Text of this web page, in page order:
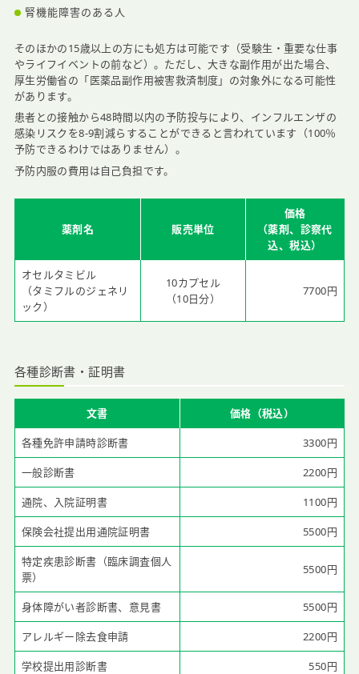
腎機能障害のある人
そのほかの15歳以上の方にも処方は可能です（受験生・重要な仕事
やライフイベントの前など）。ただし、大きな副作用が出た場合、
厚生労働省の「医薬品副作用被害救済制度」の対象外になる可能性
があります。
患者との接触から48時間以内の予防投与により、インフルエンザの
感染リスクを8-9割減らすることができると言われています（100％
予防できるわけではありません）。
予防内服の費用は自己負担です。
薬剤名 販売単位
価格
（薬剤、診察代
込、税込）
オセルタミビル
（タミフルのジェネリ
ック）
10カプセル
（10日分）
7700円
各種診断書・証明書
文書 価格（税込）
各種免許申請時診断書 3300円
一般診断書 2200円
通院、入院証明書 1100円
保険会社提出用通院証明書 5500円
特定疾患診断書（臨床調査個人
票）
5500円
身体障がい者診断書、意見書 5500円
アレルギー除去食申請 2200円
学校提出用診断書 550円